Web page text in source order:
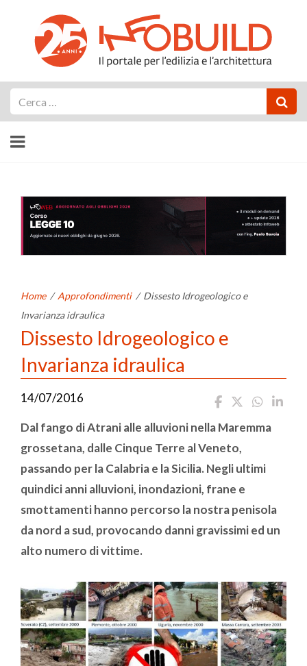
Home / Approfondimenti / Dissesto Idrogeologico e
Invarianza idraulica
Dissesto Idrogeologico e
Invarianza idraulica
14/07/2016
Dal fango di Atrani alle alluvioni nella Maremma
grossetana, dalle Cinque Terre al Veneto,
passando per la Calabria e la Sicilia. Negli ultimi
quindici anni alluvioni, inondazioni, frane e
smottamenti hanno percorso la nostra penisola
da nord a sud, provocando danni gravissimi ed un
alto numero di vittime.